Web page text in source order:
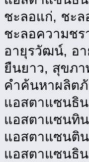
ชะลอแก่, ชะล
ชะลอความชร
อายุรวัฒน์, อ
ยืนยาว, สุขภ
คำค้นหาผลิต
แอสตาแซนธิ
แอสตาแซนทิ
แอสตาแซนติ
แอสตาแซนธิน